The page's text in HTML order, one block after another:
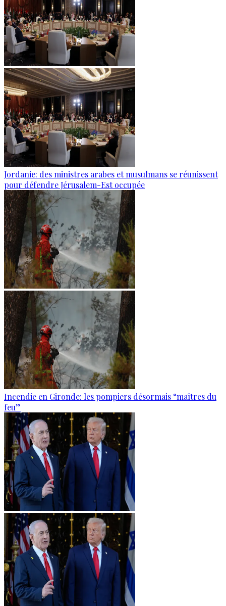
Jordanie: des ministres arabes et musulmans se réunissent
pour défendre Jérusalem-Est occupée
Incendie en Gironde: les pompiers désormais “maîtres du
feu”